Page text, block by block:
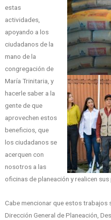
estas
actividades,
apoyando a los
ciudadanos de la
mano de la
congregación de
María Trinitaria, y
hacerle saber a la
gente de que
aprovechen estos
beneficios, que
los ciudadanos se
acerquen con
nosotros a las
oficinas de planeación y realicen
Cabe mencionar que estos trabajos
Dirección General de Planeación,